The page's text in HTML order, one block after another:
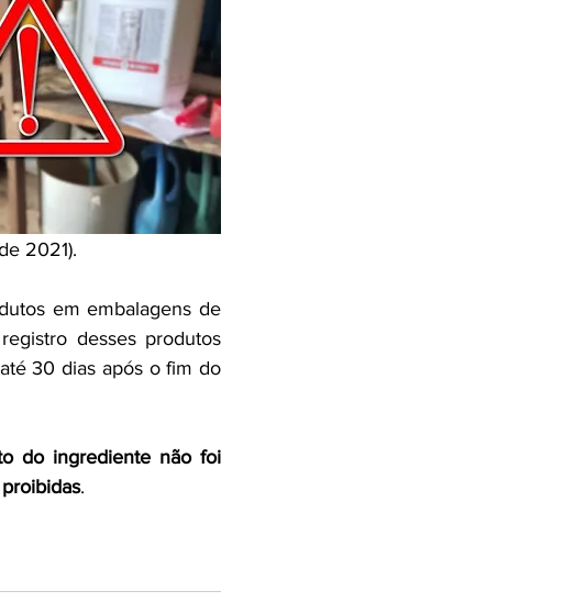
2021).
em embalagens de
desses produtos
30 dias após o fim do
do ingrediente não foi
.